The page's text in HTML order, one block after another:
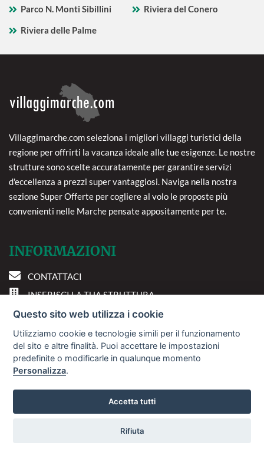
Parco N. Monti Sibillini
Riviera del Conero
Riviera delle Palme
Villaggimarche.com seleziona i migliori villaggi turistici della
regione per offrirti la vacanza ideale alle tue esigenze. Le nostre
strutture sono scelte accuratamente per garantire servizi
d'eccellenza a prezzi super vantaggiosi. Naviga nella nostra
sezione Super Offerte per cogliere al volo le proposte più
convenienti nelle Marche pensate appositamente per te.
INFORMAZIONI
CONTATTACI
INSERISCI LA TUA STRUTTURA
PREFERENZE COOKIE
DOVE SIAMO
Via A. Costa, 2 - 63822
Sviluppo Turismo Italia S.r.L. unipersonale
Questo sito web utilizza i cookie
Utilizziamo cookie e tecnologie simili per il funzionamento
del sito e altre finalità. Puoi accettare le impostazioni
predefinite o modificarle in qualunque momento
Personalizza.
Accetta tutti
Rifiuta